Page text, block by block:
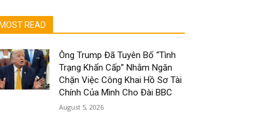
MOST READ
Ông Trump Đã Tuyên Bố “Tình
Trạng Khẩn Cấp” Nhằm Ngăn
Chặn Việc Công Khai Hồ Sơ Tài
Chính Của Mình Cho Đài BBC
August 5, 2026